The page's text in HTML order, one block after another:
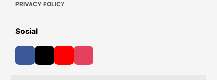
PRIVACY POLICY
Sosial